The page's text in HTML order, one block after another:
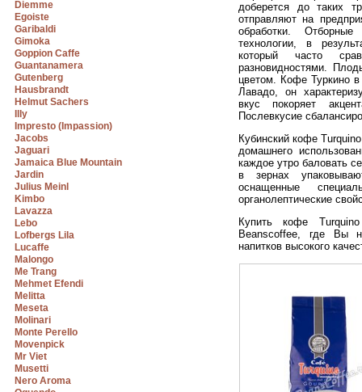
Diemme
Egoiste
Garibaldi
Gimoka
Goppion Caffe
Guantanamera
Gutenberg
Hausbrandt
Helmut Sachers
Illy
Impresto (Impassion)
Jacobs
Jaguari
Jamaica Blue Mountain
Jardin
Julius Meinl
Kimbo
Lavazza
Lebo
Lofbergs Lila
Lucaffe
Malongo
Me Trang
Mehmet Efendi
Melitta
Meseta
Molinari
Monte Perello
Movenpick
Mr Viet
Musetti
Nero Aroma
доберется до таких
отправляют на
обработки.
технологии, в
который часто
разновидностями.
цветом. Кофе Туркино в
Лавадо, он
вкус покоряет
Послевкусие
Кубинский кофе
домашнего
каждое утро баловать
в зернах
оснащенные
органолептические
Купить кофе
Beanscoffee, где Вы
напитков высокого